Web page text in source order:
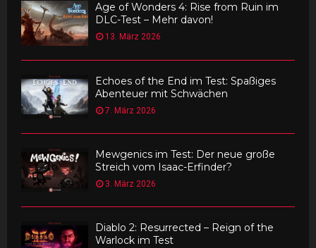
Age of Wonders 4: Rise from Ruin im
DLC-Test – Mehr davon!
13. März 2026
Echoes of the End im Test: Spaßiges
Abenteuer mit Schwächen
7. März 2026
Mewgenics im Test: Der neue große
Streich vom Isaac-Erfinder?
3. März 2026
Diablo 2: Resurrected – Reign of the
Warlock im Test